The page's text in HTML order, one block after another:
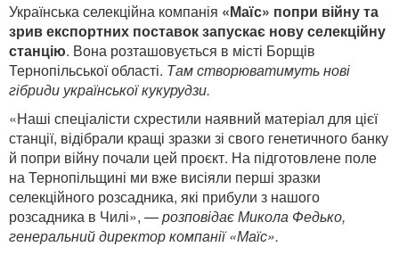
Українська селекційна компанія «Маїс» попри війну та
зрив експортних поставок запускає нову селекційну
станцію. Вона розташовується в місті Борщів
Тернопільської області. Там створюватимуть нові
гібриди української кукурудзи.
«Наші спеціалісти схрестили наявний матеріал для цієї
станції, відібрали кращі зразки зі свого генетичного банку
й попри війну почали цей проєкт. На підготовлене поле
на Тернопільщині ми вже висіяли перші зразки
селекційного розсадника, які прибули з нашого
розсадника в Чилі», —розповідає Микола Федько,
генеральний директор компанії «Маїс».